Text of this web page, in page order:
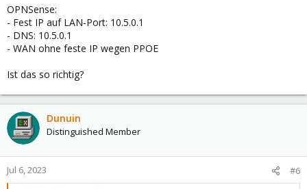
OPNSense:
- Fest IP auf LAN-Port: 10.5.0.1
- DNS: 10.5.0.1
- WAN ohne feste IP wegen PPOE
Ist das so richtig?
Dunuin
Distinguished Member
Jul 6, 2023 #6